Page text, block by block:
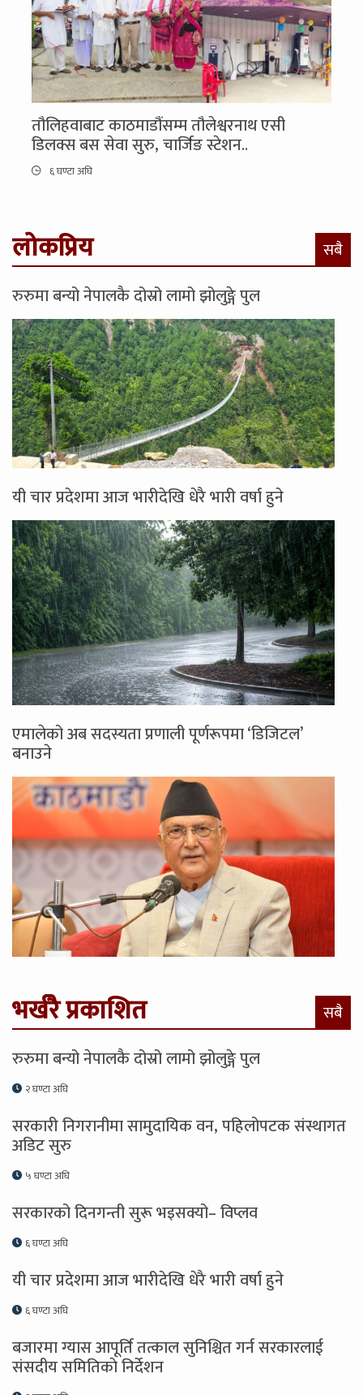
तौलिहवाबाट काठमाडौंसम्म तौलेश्वरनाथ एसी
डिलक्स बस सेवा सुरु, चार्जिङ स्टेशन..
६ घण्टा अघि
लोकप्रिय सबै
रुरुमा बन्यो नेपालकै दोस्रो लामो झोलुङ्गे पुल
यी चार प्रदेशमा आज भारीदेखि धेरै भारी वर्षा हुने
एमालेको अब सदस्यता प्रणाली पूर्णरूपमा ‘डिजिटल’
बनाउने
भर्खरै प्रकाशित सबै
रुरुमा बन्यो नेपालकै दोस्रो लामो झोलुङ्गे पुल
२ घण्टा अघि
सरकारी निगरानीमा सामुदायिक वन, पहिलोपटक संस्थागत
अडिट सुरु
५ घण्टा अघि
सरकारको दिनगन्ती सुरू भइसक्यो– विप्लव
६ घण्टा अघि
यी चार प्रदेशमा आज भारीदेखि धेरै भारी वर्षा हुने
६ घण्टा अघि
बजारमा ग्यास आपूर्ति तत्काल सुनिश्चित गर्न सरकारलाई
संसदीय समितिकाे निर्देशन